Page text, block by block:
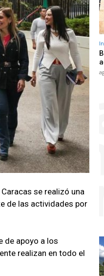
se realizó una
de las actividades por
de apoyo a los
realizan en todo el